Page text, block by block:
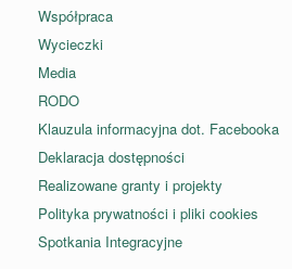
Współpraca
Wycieczki
Media
RODO
Klauzula informacyjna dot. Facebooka
Deklaracja dostępności
Realizowane granty i projekty
Polityka prywatności i pliki cookies
Spotkania Integracyjne